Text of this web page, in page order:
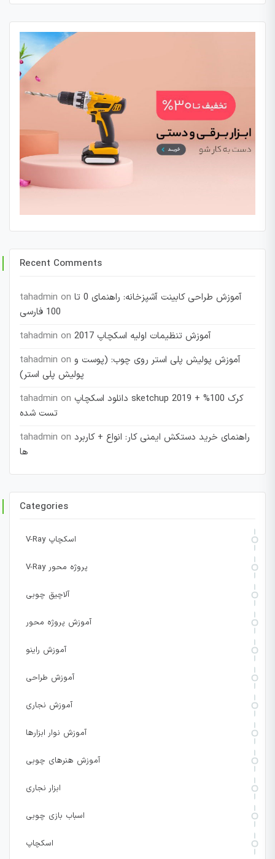
Recent Comments
tahadmin on آموزش طراحی کابینت آشپزخانه: راهنمای 0 تا
100 فارسی
tahadmin on
آموزش تنظیمات اولیه اسکچاپ 2017
tahadmin on آموزش پولیش پلی استر روی چوب: (پوست و
پولیش پلی استر)
tahadmin on دانلود اسکچاپ sketchup 2019 + کرک 100%
تست شده
tahadmin on راهنمای خرید دستکش ایمنی کار: انواع + کاربرد
ها
Categories
V-Ray اسکچاپ
V-Ray پروژه محور
آلاچیق چوبی
آموزش پروژه محور
آموزش راینو
آموزش طراحی
آموزش نجاری
آموزش نوار ابزارها
آموزش هنرهای چوبی
ابزار نجاری
اسباب بازی چوبی
اسکچاپ